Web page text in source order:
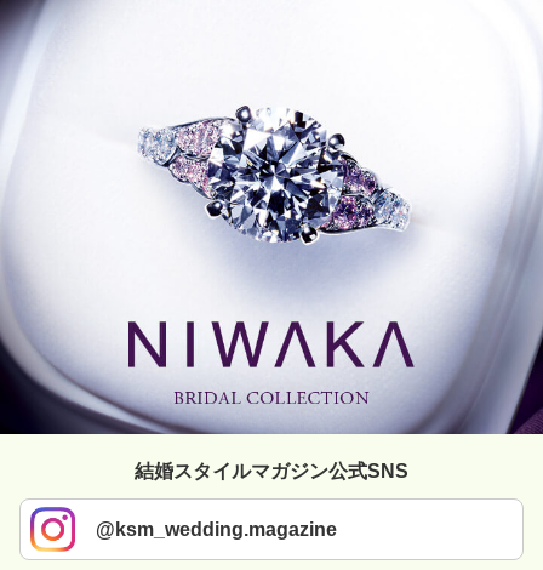
結婚スタイルマガジン公式SNS
@ksm_wedding.magazine